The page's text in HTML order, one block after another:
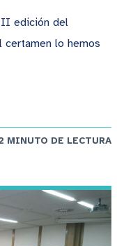
II edición del
certamen lo hemos
MINUTO DE LECTURA